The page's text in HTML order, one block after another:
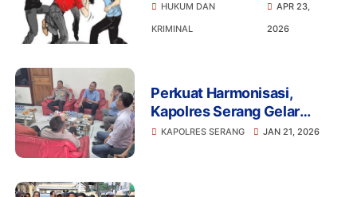
Empat Terlapor Saling Lapor
dengan Korban
HUKUM DAN
KRIMINAL
APR 23,
2026
Perkuat Harmonisasi,
Kapolres Serang Gelar
‘Ngariung’ Bareng Buruh di
KAPOLRES SERANG JAN 21, 2026